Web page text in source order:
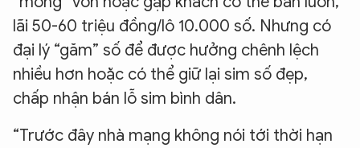
lãi 50-60 triệu đồng/lô 10.000 số. Nhưng có
đại lý “găm” số để được hưởng chênh lệch
nhiều hơn hoặc có thể giữ lại sim số đẹp,
chấp nhận bán lỗ sim bình dân.
“Trước đây nhà mạng không nói tới thời hạn